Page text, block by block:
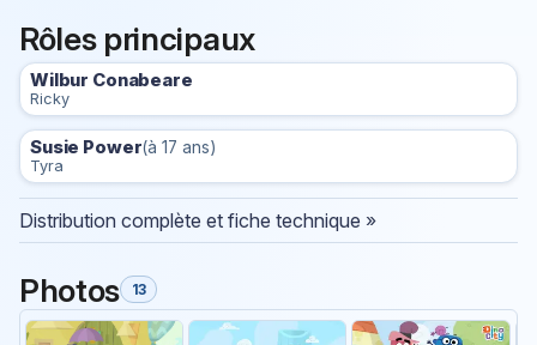
Rôles principaux
Wilbur Conabeare
Ricky
Susie Power(à 17 ans)
Tyra
Distribution complète et fiche technique »
Photos 13